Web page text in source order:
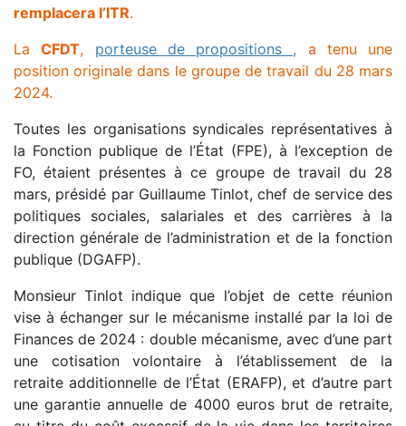
remplacera l’ITR.
LaCFDT, porteuse de propositions ,
a tenu une
position originale dans le groupe de travail du 28 mars
2024.
Toutes les organisations syndicales représentatives à
la Fonction publique de l’État (FPE), à l’exception de
FO, étaient présentes à ce groupe de travail du 28
mars, présidé par Guillaume Tinlot, chef de service des
politiques sociales, salariales et des carrières à la
direction générale de l’administration et de la fonction
publique (DGAFP).
Monsieur Tinlot indique que l’objet de cette réunion
vise à échanger sur le mécanisme installé par la loi de
Finances de 2024 : double mécanisme, avec d’une part
une cotisation volontaire à l’établissement de la
retraite additionnelle de l’État (ERAFP), et d’autre part
une garantie annuelle de 4000 euros brut de retraite,